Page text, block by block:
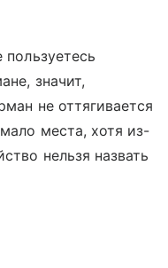
значит,
не оттягивается
места, хотя из-
нельзя назвать